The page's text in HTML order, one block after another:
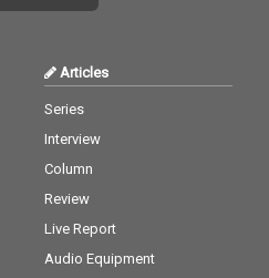
Articles
Series
Interview
Column
Review
Live Report
Audio Equipment